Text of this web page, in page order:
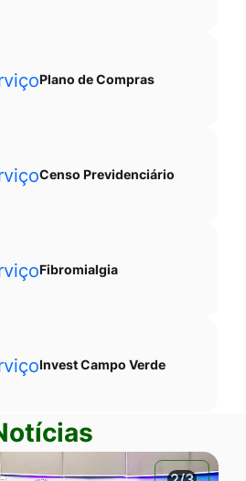
Plano de Compras
Censo Previdenciário
Fibromialgia
Invest Campo Verde